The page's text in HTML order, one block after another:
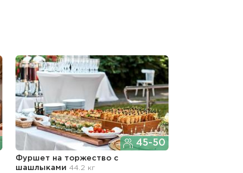
45-50
Фуршет на торжество с
шашлыками44.2 кг